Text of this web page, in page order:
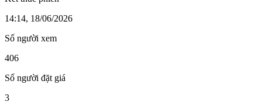
14:14, 18/06/2026
Số người xem
406
Số người đặt giá
3